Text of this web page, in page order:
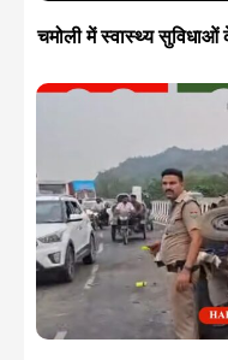
चमोली में स्वास्थ्य